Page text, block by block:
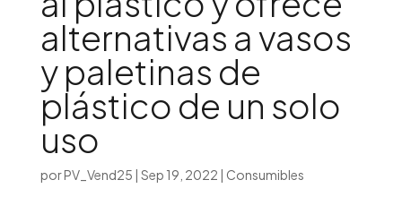
alternativas a vasos
y paletinas de
plástico de un solo
uso
porPV_Vend25 | Sep 19, 2022 | Consumibles